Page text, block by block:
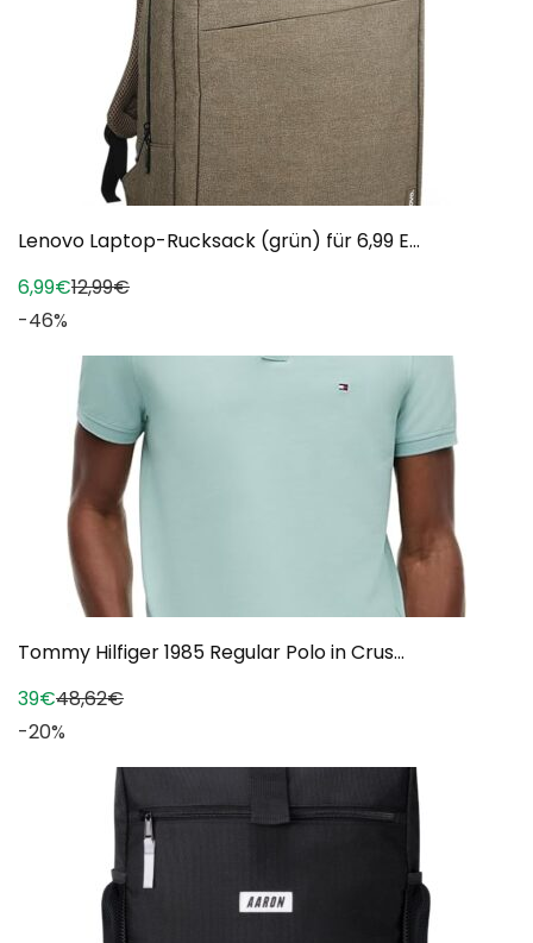
Lenovo Laptop-Rucksack (grün) für 6,99 E...
6,99€12,99€
-46%
Tommy Hilfiger 1985 Regular Polo in Crus...
39€48,62€
-20%